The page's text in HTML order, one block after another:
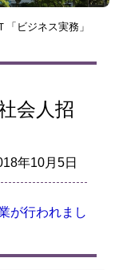
「ビジネス実務」
会人招
年10月5日
が行われまし